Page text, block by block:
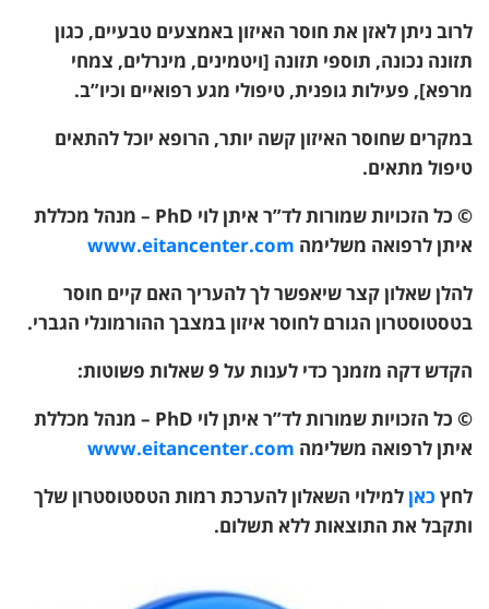
לרוב ניתן לאזן את חוסר האיזון באמצעים טבעיים, כגון
תזונה נכונה, תוספי תזונה [ויטמינים, מינרלים, צמחי
מרפא], פעילות גופנית, טיפולי מגע רפואיים וכיו”ב.
במקרים שחוסר האיזון קשה יותר, הרופא יוכל להתאים
טיפול מתאים.
© כל הזכויות שמורות לד”ר איתן לוי PhD – מנהל מכללת
איתן לרפואה משלימה www.eitancenter.com
להלן שאלון קצר שיאפשר לך להעריך האם קיים חוסר
בטסטוסטרון הגורם לחוסר איזון במצבך ההורמונלי הגברי.
הקדש דקה מזמנך כדי לענות על 9 שאלות פשוטות:
© כל הזכויות שמורות לד”ר איתן לוי PhD – מנהל מכללת
איתן לרפואה משלימה www.eitancenter.com
לחץ כאןלמילוי השאלון להערכת רמות הטסטוסטרון שלך
ותקבל את התוצאות ללא תשלום.